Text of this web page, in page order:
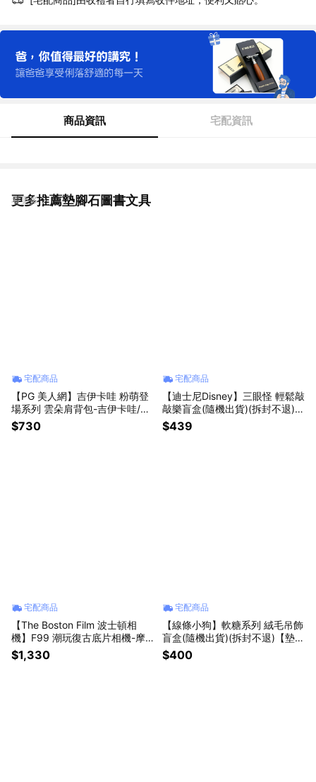
商品資訊 宅配資訊
更多推薦墊腳石圖書文具
看更多
宅配商品
【PG 美人網】吉伊卡哇 粉萌登
場系列 雲朵肩背包-吉伊卡哇/小
八貓/烏薩奇【墊腳石】
$730
宅配商品
【迪士尼Disney】三眼怪 輕鬆敲
敲樂盲盒(隨機出貨)(拆封不退)
【墊腳石】玩具總動員 皮克斯
造型木魚
$439
宅配商品
【The Boston Film 波士頓相
機】F99 潮玩復古底片相機-摩
卡棕/薰衣草紫/萊姆綠/晴空藍/蜜
桃粉/永恆黑/經典白【墊腳石】
$1,330
宅配商品
【線條小狗】軟糖系列 絨毛吊飾
盲盒(隨機出貨)(拆封不退)【墊腳
石】盒玩 鑰匙圈
$400